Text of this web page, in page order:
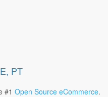
PT
#1 Open Source eCommerce.